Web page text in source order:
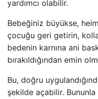
yardımcı olabilir.
Bebeğiniz büyükse,
çocuğu geri getirin,
bedenin karnına ani
bırakıldığından emin
Bu, doğru
şekilde açabilir. Bununla